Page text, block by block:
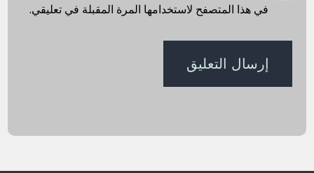
في هذا المتصفح لاستخدامها المرة المقبلة في تعليقي.